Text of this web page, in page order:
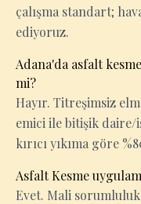
çalışma standart;
ediyoruz.
Adana'da asfalt
mi?
Hayır. Titreşimsiz
emici ile bitişik daire/
kırıcı yıkıma göre
Asfalt Kesme
Evet. Mali